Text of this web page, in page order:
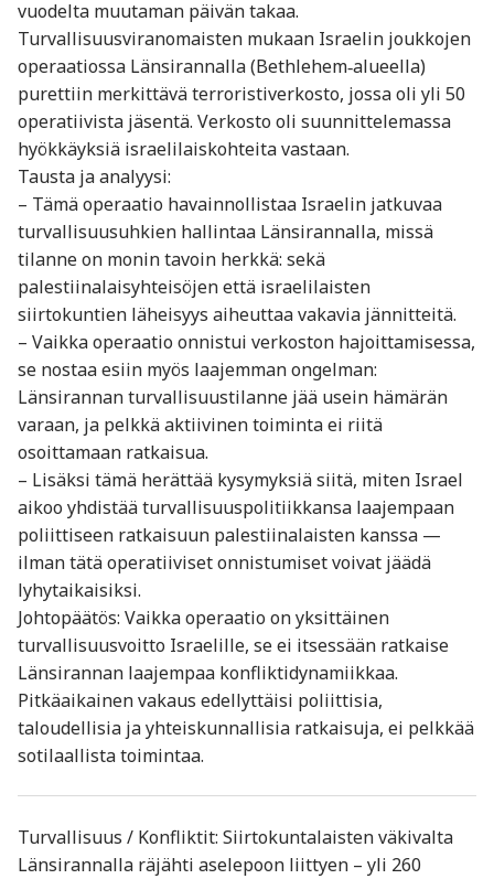
vuodelta muutaman päivän takaa.
Turvallisuusviranomaisten mukaan Israelin joukkojen
operaatiossa Länsirannalla (Bethlehem‐alueella)
purettiin merkittävä terroristiverkosto, jossa oli yli 50
operatiivista jäsentä. Verkosto oli suunnittelemassa
hyökkäyksiä israelilaiskohteita vastaan.
Tausta ja analyysi:
– Tämä operaatio havainnollistaa Israelin jatkuvaa
turvallisuusuhkien hallintaa Länsirannalla, missä
tilanne on monin tavoin herkkä: sekä
palestiinalaisyhteisöjen että israelilaisten
siirtokuntien läheisyys aiheuttaa vakavia jännitteitä.
– Vaikka operaatio onnistui verkoston hajoittamisessa,
se nostaa esiin myös laajemman ongelman:
Länsirannan turvallisuustilanne jää usein hämärän
varaan, ja pelkkä aktiivinen toiminta ei riitä
osoittamaan ratkaisua.
– Lisäksi tämä herättää kysymyksiä siitä, miten Israel
aikoo yhdistää turvallisuuspolitiikkansa laajempaan
poliittiseen ratkaisuun palestiinalaisten kanssa —
ilman tätä operatiiviset onnistumiset voivat jäädä
lyhytaikaisiksi.
Johtopäätös: Vaikka operaatio on yksittäinen
turvallisuusvoitto Israelille, se ei itsessään ratkaise
Länsirannan laajempaa konfliktidynamiikkaa.
Pitkäaikainen vakaus edellyttäisi poliittisia,
taloudellisia ja yhteiskunnallisia ratkaisuja, ei pelkkää
sotilaallista toimintaa.
Turvallisuus / Konfliktit: Siirtokuntalaisten väkivalta
Länsirannalla räjähti aselepoon liittyen – yli 260